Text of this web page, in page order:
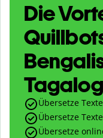
Die
Tagalog
Übersetze
Übersetze
Übersetze